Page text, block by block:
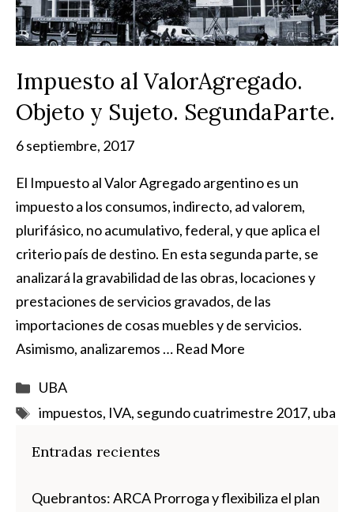
Impuesto al ValorAgregado.
Objeto y Sujeto. SegundaParte.
6 septiembre, 2017
El Impuesto al Valor Agregado argentino es un
impuesto a los consumos, indirecto, ad valorem,
plurifásico, no acumulativo, federal, y que aplica el
criterio país de destino. En esta segunda parte, se
analizará la gravabilidad de las obras, locaciones y
prestaciones de servicios gravados, de las
importaciones de cosas muebles y de servicios.
Asimismo, analizaremos … Read More
Categorías
UBA
Etiquetas
impuestos, IVA, segundo cuatrimestre 2017, uba
Entradas recientes
Quebrantos: ARCA Prorroga y flexibiliza el plan